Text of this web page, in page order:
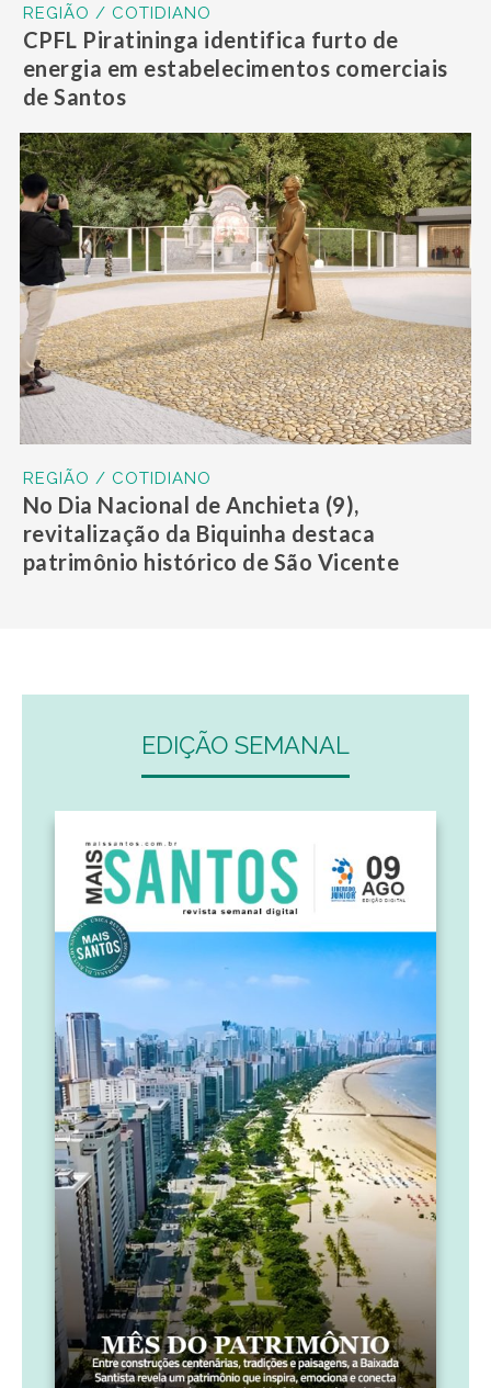
REGIÃO / COTIDIANO
CPFL Piratininga identifica furto de
energia em estabelecimentos comerciais
de Santos
REGIÃO / COTIDIANO
No Dia Nacional de Anchieta (9),
revitalização da Biquinha destaca
patrimônio histórico de São Vicente
EDIÇÃO SEMANAL